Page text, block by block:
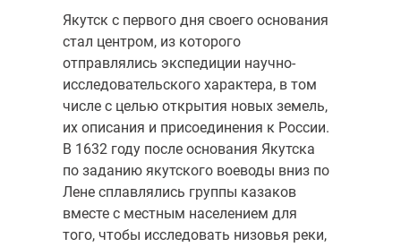
Якутск с первого дня своего основания
стал центром, из которого
отправлялись экспедиции научно-
исследовательского характера, в том
числе с целью открытия новых земель,
их описания и присоединения к России.
В 1632 году после основания Якутска
по заданию якутского воеводы вниз по
Лене сплавлялись группы казаков
вместе с местным населением для
того, чтобы исследовать низовья реки,